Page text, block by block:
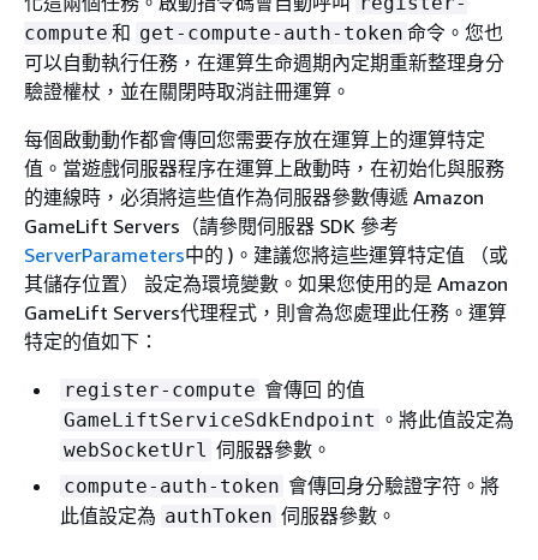
compute 和 get-compute-auth-token 命令。您也
可以自動執行任務，在運算生命週期內定期重新整理身分
驗證權杖，並在關閉時取消註冊運算。
每個啟動動作都會傳回您需要存放在運算上的運算特定
值。當遊戲伺服器程序在運算上啟動時，在初始化與服務
的連線時，必須將這些值作為伺服器參數傳遞 Amazon
GameLift Servers（請參閱伺服器 SDK 參考
ServerParameters中的 )。建議您將這些運算特定值 （或
其儲存位置） 設定為環境變數。如果您使用的是 Amazon
GameLift Servers代理程式，則會為您處理此任務。運算
特定的值如下：
register-compute 會傳回 的值
GameLiftServiceSdkEndpoint 。將此值設定為
webSocketUrl 伺服器參數。
compute-auth-token 會傳回身分驗證字符。將
此值設定為 authToken 伺服器參數。